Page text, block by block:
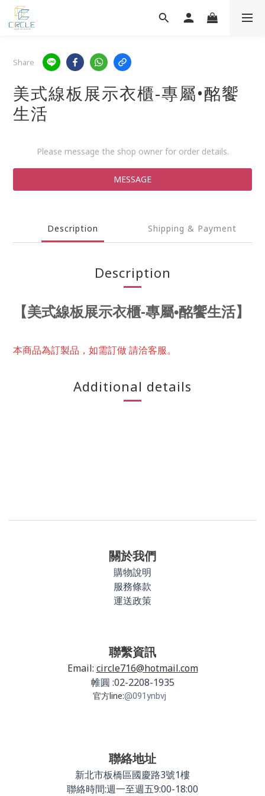
Share
美式線板展示衣櫃-專屬•酩饗
生活
Please message the shop owner for order details.
MESSAGE
Description Shipping & Payment
Description
【美式線板展示衣櫃-專屬•酩饗生活】
本商品為訂製品， 如需訂做 請洽客服。
Additional details
關於我們
購物說明
服務條款
運送政策
聯繫資訊
Email: circle716@hotmail.com
帷圓 :02-2208-1935
官方line:@091ynbvj
聯絡地址
新北市板橋區國慶路3號1樓
聯絡時間:週一至週五9:00-18:00